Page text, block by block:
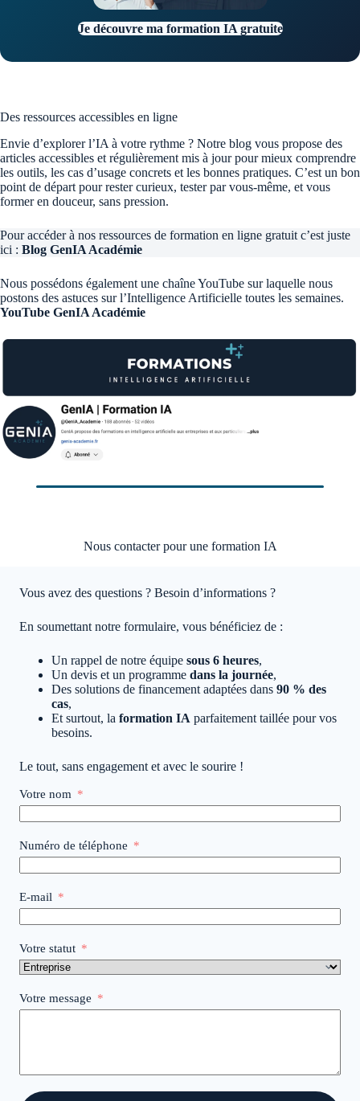
Je découvre ma formation IA gratuite
Des ressources accessibles en ligne
Envie d’explorer l’IA à votre rythme ? Notre blog vous propose des
articles accessibles et régulièrement mis à jour pour mieux comprendre
les outils, les cas d’usage concrets et les bonnes pratiques. C’est un bon
point de départ pour rester curieux, tester par vous-même, et vous
former en douceur, sans pression.
Pour accéder à nos ressources de formation en ligne gratuit c’est juste
ici : Blog GenIA Académie
Nous possédons également une chaîne YouTube sur laquelle nous
postons des astuces sur l’Intelligence Artificielle toutes les semaines.
YouTube GenIA Académie
Nous contacter pour une formation IA
Vous avez des questions ? Besoin d’informations ?
En soumettant notre formulaire, vous bénéficiez de :
Un rappel de notre équipe sous 6 heures,
Un devis et un programme dans la journée,
Des solutions de financement adaptées dans 90 % des
cas,
Et surtout, la formation IA parfaitement taillée pour vos
besoins.
Le tout, sans engagement et avec le sourire !
Votre nom
Numéro de téléphone
E-mail
Votre statut
Votre message